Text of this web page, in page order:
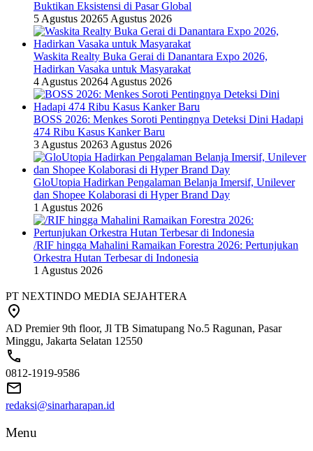
Buktikan Eksistensi di Pasar Global
5 Agustus 20265 Agustus 2026
Waskita Realty Buka Gerai di Danantara Expo 2026,
Hadirkan Vasaka untuk Masyarakat
4 Agustus 20264 Agustus 2026
BOSS 2026: Menkes Soroti Pentingnya Deteksi Dini Hadapi
474 Ribu Kasus Kanker Baru
3 Agustus 20263 Agustus 2026
GloUtopia Hadirkan Pengalaman Belanja Imersif, Unilever
dan Shopee Kolaborasi di Hyper Brand Day
1 Agustus 2026
/RIF hingga Mahalini Ramaikan Forestra 2026: Pertunjukan
Orkestra Hutan Terbesar di Indonesia
1 Agustus 2026
PT NEXTINDO MEDIA SEJAHTERA
AD Premier 9th floor, Jl TB Simatupang No.5 Ragunan, Pasar
Minggu, Jakarta Selatan 12550
0812-1919-9586
redaksi@sinarharapan.id
Menu